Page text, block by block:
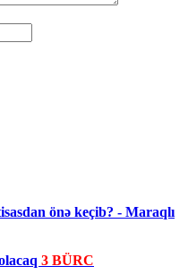
önə keçib? - Maraqlı
3 BÜRC